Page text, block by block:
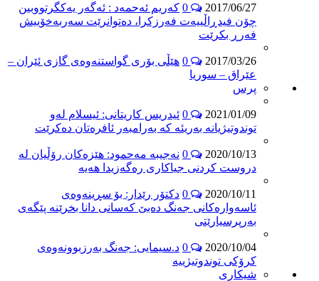
2017/06/27
كه‌ریم ئه‌حمه‌د : ئه‌گه‌ر یه‌كگرتووبین
چۆن فیدڕاڵییه‌ت فه‌رزكرا، ده‌توانرێت سه‌ربه‌خۆییش
فه‌رڕ بكرێت
2017/03/26
هێڵی بۆری گواستنەوەی گازی ئێران –
عێراق – سوریا
پرس
2021/01/09
ئیدریس کاریتانی: ئیسلام لەو
توندوتیژیانە بەریئە کە بەرامبەر ئافرەتان دەکرێت
2020/10/13
نەجیبە مەحمود: هێزەکان رۆڵیان لە
دروست کردنی جیاکاری رەگەزیدا هەیە
2020/10/11
دکتۆر رێدار: بۆ سڕینەوەی
ئاسەوارەکانی جەنگ دەبێ کەسانی دانا بخرێنە پێگەی
بەرپرسیارێتی
2020/10/04
د.سیمایی: جەنگ بەرزبوونەوەی
کرۆکی توندوتیژییە
شیكاری